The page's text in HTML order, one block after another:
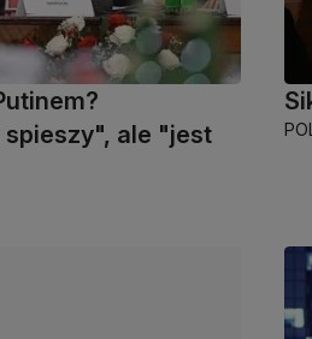
ale "jest